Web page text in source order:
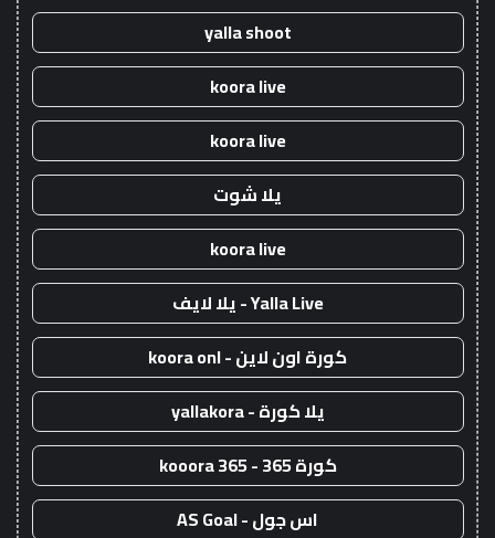
yalla shoot
koora live
koora live
يلا شوت
koora live
Yalla Live - يلا لايف
كورة اون لاين - koora onl
يلا كورة - yallakora
كورة 365 - kooora 365
اس جول - AS Goal